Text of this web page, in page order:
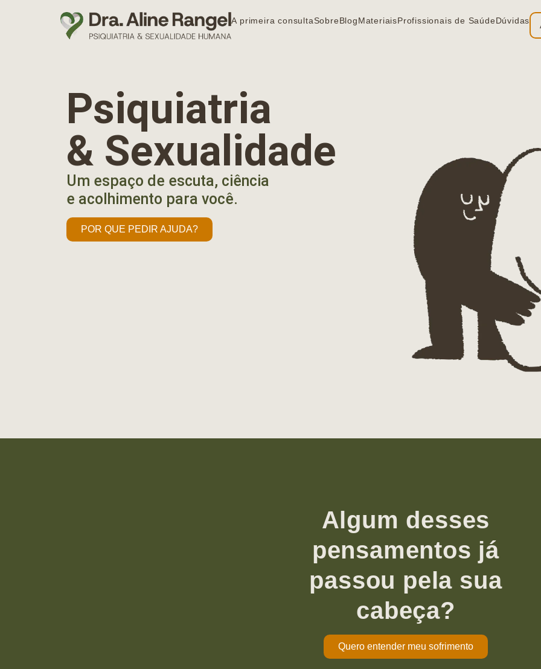
A primeira consultaSobreBlogMateriaisProfissionais de SaúdeDúvidas
Psiquiatria
& Sexualidade
Um espaço de escuta, ciência
e acolhimento para você.
POR QUE PEDIR AJUDA?
Algum desses
pensamentos já
passou pela sua
cabeça?
Quero entender meu sofrimento